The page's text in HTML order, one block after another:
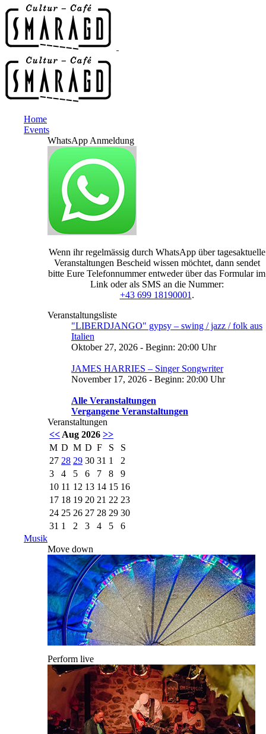
Home
Events
WhatsApp Anmeldung
Wenn ihr regelmässig durch WhatsApp über tagesaktuelle
Veranstaltungen Bescheid wissen möchtet, dann sendet
bitte Eure Telefonnummer entweder über das Formular im
Link oder als SMS an die Nummer:
+43 699 18190001 .
Veranstaltungsliste
"LIBERDJANGO" gypsy – swing / jazz / folk aus
Italien
Oktober 27, 2026 - Beginn: 20:00 Uhr
JAMES HARRIES – Singer Songwriter
November 17, 2026 - Beginn: 20:00 Uhr
Alle Veranstaltungen
Vergangene Veranstaltungen
Veranstaltungen
<< Aug 2026 >>
M D M D F S
S
27 28 29 30 31 1
2
3
4 5 6 7 8
9
10 11 12 13 14 15 16
17 18 19 20 21 22 23
24 25 26 27 28 29 30
31 1 2 3 4 5
6
Musik
Move down
Perform live